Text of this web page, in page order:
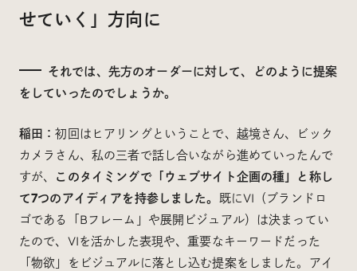
せていく」方向に
それでは、先方のオーダーに対して、どのように提案
をしていったのでしょうか。
稲田：初回はヒアリングということで、越境さん、ビック
カメラさん、私の三者で話し合いながら進めていったんで
すが、 このタイミングで「ウェブサイト企画の種」と称し
て7つのアイディアを持参しました。 既にVI（ブランドロ
ゴである「Bフレーム」や展開ビジュアル）は決まってい
たので、VIを活かした表現や、重要なキーワードだった
「物欲」をビジュアルに落とし込む提案をしました。アイ